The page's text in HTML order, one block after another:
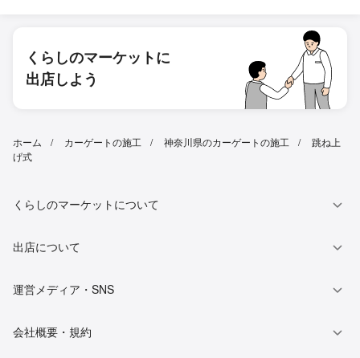
くらしのマーケットに
出店しよう
ホーム カーゲートの施工 神奈川県のカーゲートの施工
跳ね上
げ式
くらしのマーケットについて
出店について
運営メディア・SNS
会社概要・規約